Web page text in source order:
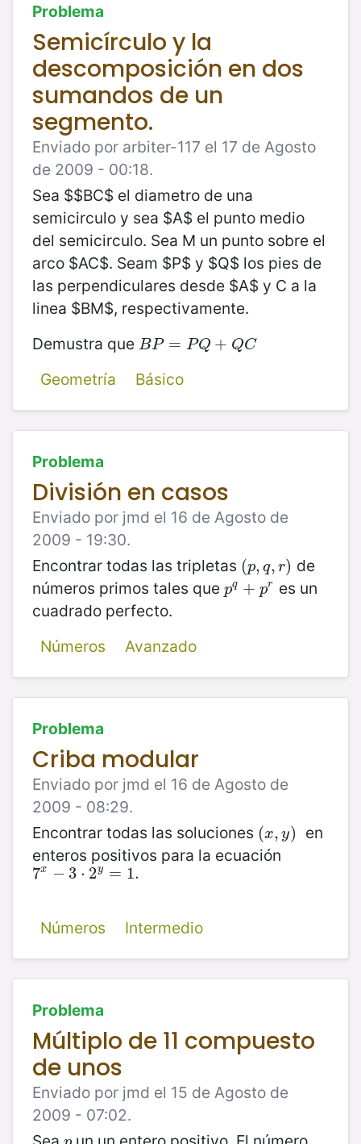
Problema
Semicírculo y la
descomposición en dos
sumandos de un
segmento.
Enviado por arbiter-117 el 17 de Agosto
de 2009 - 00:18.
Sea $$BC$ el diametro de una
semicirculo y sea $A$ el punto medio
del semicirculo. Sea M un punto sobre el
arco $AC$. Seam $P$ y $Q$ los pies de
las perpendiculares desde $A$ y C a la
linea $BM$, respectivamente.
Demustra que BP = PQ + QC
BP= PQ+Q C
Geometría
Básico
Problema
División en casos
Enviado por jmd el 16 de Agosto de
2009 - 19:30.
Encontrar todas las tripletas (p, q, r)
(p,q,r)
de
números primos tales que pq + pr
pq +pr es un
cuadrado perfecto.
Números
Avanzado
Problema
Criba modular
Enviado por jmd el 16 de Agosto de
2009 - 08:29.
Encontrar todas las soluciones (x, y)
(x,y)
en
enteros positivos para la ecuación
7x − 3 ⋅ 2y = 1.
7x −3 ⋅2 y=1.
Números Intermedio
Problema
Múltiplo de 11 compuesto
de unos
Enviado por jmd el 15 de Agosto de
2009 - 07:02.